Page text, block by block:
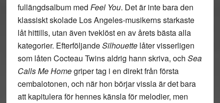
fullängdsalbum med Feel You. Det är inte bara den
klassiskt skolade Los Angeles-musikerns starkaste
låt hittills, utan även tveklöst en av årets bästa alla
kategorier. EfterföljandeSilhouettelåter visserligen
som låten Cocteau Twins aldrig hann skriva, och Sea
Calls Me Homegriper tag i en direkt från första
cembalotonen, och när hon börjar vissla är det bara
att kapitulera för hennes känsla för melodier, men